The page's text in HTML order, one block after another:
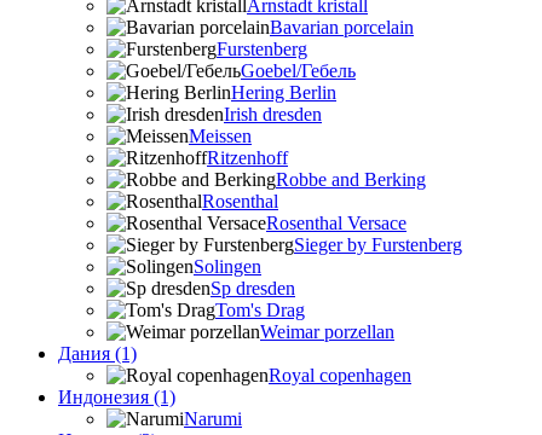
Arnstadt kristall
Bavarian porcelain
Furstenberg
Goebel/Гебель
Hering Berlin
Irish dresden
Meissen
Ritzenhoff
Robbe and Berking
Rosenthal
Rosenthal Versace
Sieger by Furstenberg
Solingen
Sp dresden
Tom's Drag
Weimar porzellan
Дания (1)
Royal copenhagen
Индонезия (1)
Narumi